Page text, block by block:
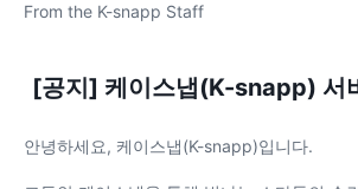
From the K-snapp Staff
[공지] 케이스냅(K-snapp) 서
안녕하세요, 케이스냅(K-snapp)입니다.